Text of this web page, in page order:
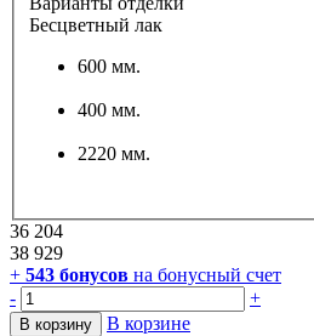
Бесцветный лак
600 мм.
400 мм.
2220 мм.
36 204
38 929
+ 543 бонусов на бонусный счет
-
+
В корзину
В корзине